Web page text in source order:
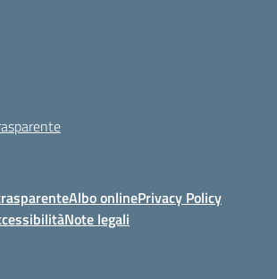
Albo onlinePrivacy Policy
Note legali